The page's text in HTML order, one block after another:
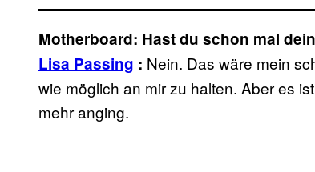
Motherboard: Hast du schon mal
Lisa Passing : Nein. Das wäre mein
wie möglich an mir zu halten. Aber es
mehr anging.